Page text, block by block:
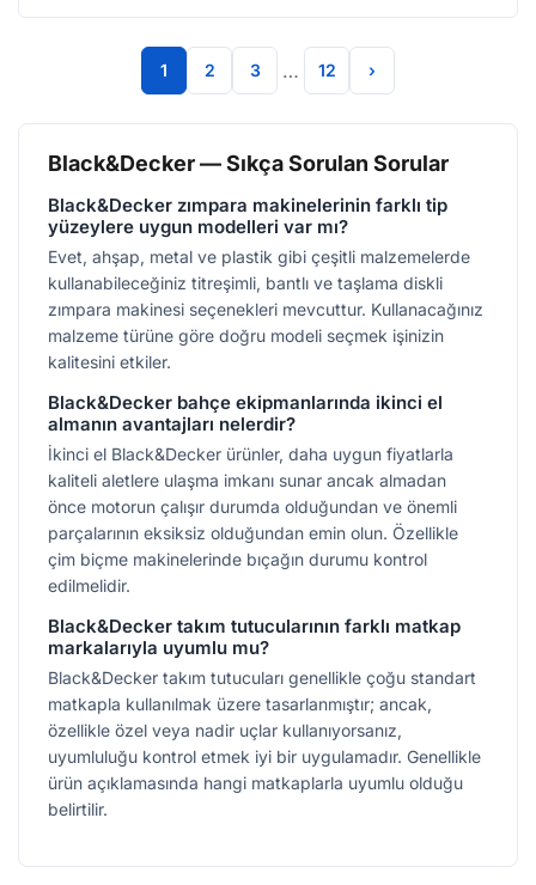
1 2 3 … 12 ›
Black&Decker — Sıkça Sorulan Sorular
Black&Decker zımpara makinelerinin farklı tip
yüzeylere uygun modelleri var mı?
Evet, ahşap, metal ve plastik gibi çeşitli malzemelerde
kullanabileceğiniz titreşimli, bantlı ve taşlama diskli
zımpara makinesi seçenekleri mevcuttur. Kullanacağınız
malzeme türüne göre doğru modeli seçmek işinizin
kalitesini etkiler.
Black&Decker bahçe ekipmanlarında ikinci el
almanın avantajları nelerdir?
İkinci el Black&Decker ürünler, daha uygun fiyatlarla
kaliteli aletlere ulaşma imkanı sunar ancak almadan
önce motorun çalışır durumda olduğundan ve önemli
parçalarının eksiksiz olduğundan emin olun. Özellikle
çim biçme makinelerinde bıçağın durumu kontrol
edilmelidir.
Black&Decker takım tutucularının farklı matkap
markalarıyla uyumlu mu?
Black&Decker takım tutucuları genellikle çoğu standart
matkapla kullanılmak üzere tasarlanmıştır; ancak,
özellikle özel veya nadir uçlar kullanıyorsanız,
uyumluluğu kontrol etmek iyi bir uygulamadır. Genellikle
ürün açıklamasında hangi matkaplarla uyumlu olduğu
belirtilir.